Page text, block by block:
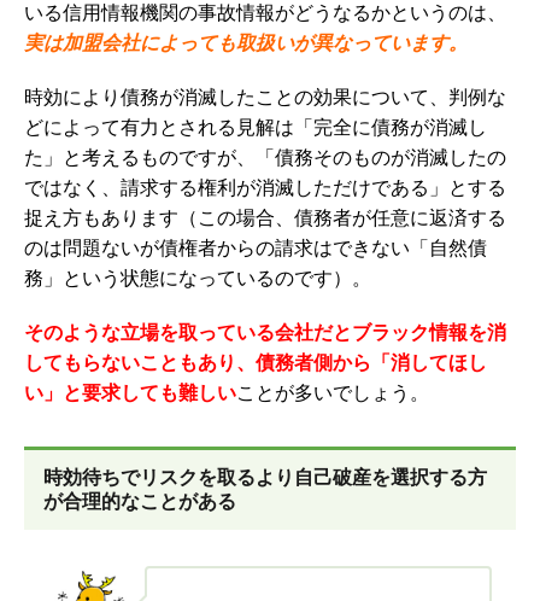
いる信用情報機関の事故情報がどうなるかというのは、
実は加盟会社によっても取扱いが異なっています。
時効により債務が消滅したことの効果について、判例な
どによって有力とされる見解は「完全に債務が消滅し
た」と考えるものですが、「債務そのものが消滅したの
ではなく、請求する権利が消滅しただけである」とする
捉え方もあります（この場合、債務者が任意に返済する
のは問題ないが債権者からの請求はできない「自然債
務」という状態になっているのです）。
そのような立場を取っている会社だとブラック情報を消
してもらないこともあり、債務者側から「消してほし
い」と要求しても難しいことが多いでしょう。
時効待ちでリスクを取るより自己破産を選択する方
が合理的なことがある